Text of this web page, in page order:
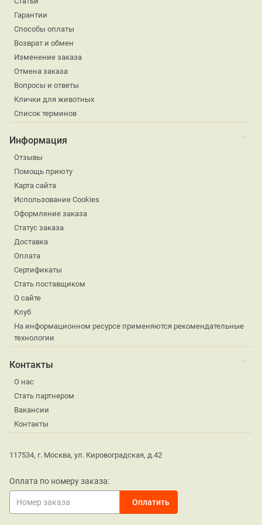
Гарантии
Способы оплаты
Возврат и обмен
Изменение заказа
Отмена заказа
Вопросы и ответы
Клички для животных
Список терминов
Информация
Отзывы
Помощь приюту
Карта сайта
Использование Cookies
Оформление заказа
Статус заказа
Доставка
Оплата
Сертификаты
Стать поставщиком
О сайте
Клуб
На информационном ресурсе применяются рекомендательные
технологии
Контакты
О нас
Стать партнером
Вакансии
Контакты
117534, г. Москва, ул. Кировоградская, д.42
Оплата по номеру заказа: